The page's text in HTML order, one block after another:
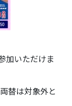
加いただけま
替は対象外と